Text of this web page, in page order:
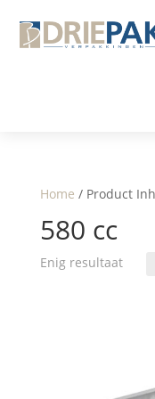
Home / Product
580 cc
Enig resultaat